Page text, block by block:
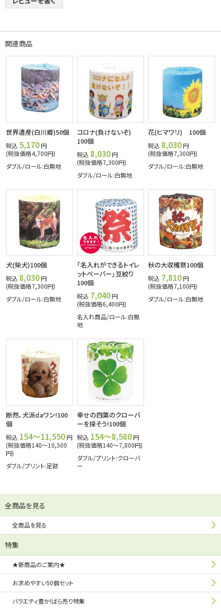
関連商品
世界遺産(白川郷)50個
税込 5,170円
(税抜価格4,700円)
ダブル/ロール:白無地
コロナ(負けないぞ)
100個
税込 8,030円
(税抜価格7,300円)
ダブル/ロール:白無地
花(ヒマワリ) 100個
税込 8,030円
(税抜価格7,300円)
ダブル/ロール:白無地
犬(柴犬)100個
税込 8,030円
(税抜価格7,300円)
ダブル/ロール:白無地
「名入れができるトイレ
ットペーパー」豆絞り
100個
税込 7,040円
(税抜価格6,400円)
名入れ商品/ロール:白無
地
秋の大収穫祭100個
税込 7,810円
(税抜価格7,100円)
ダブル/ロール:白無地
断然、犬派daワン!100
個
税込 154～11,550円
(税抜価格140～10,500
円)
ダブル/プリント:足跡
幸せの四葉のクローバ
ーを探そう!100個
税込 154～8,580円
(税抜価格140～7,800円)
ダブル/プリント:クローバ
ー
全商品を見る
全商品を見る
特集
★新商品のご案内★
お求めやすい50個セット
バラエティ豊か!ばら売り特集